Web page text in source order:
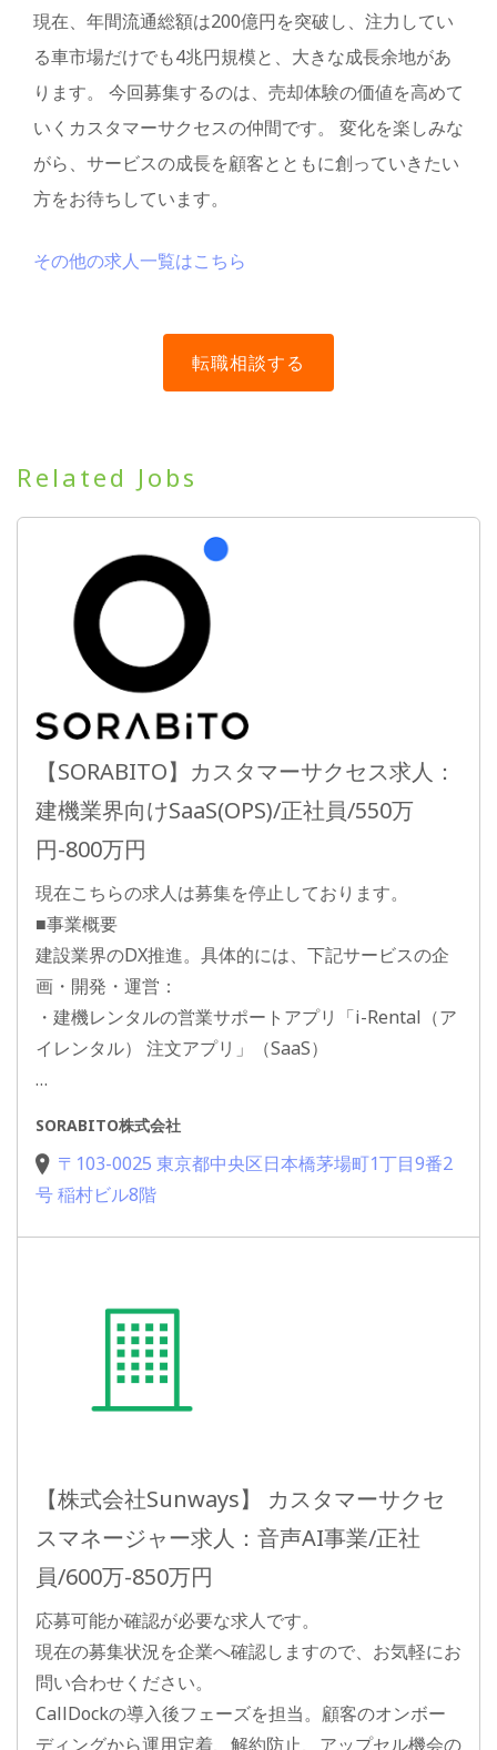
現在、年間流通総額は200億円を突破し、注力してい
る車市場だけでも4兆円規模と、大きな成長余地があ
ります。 今回募集するのは、売却体験の価値を高めて
いくカスタマーサクセスの仲間です。 変化を楽しみな
がら、サービスの成長を顧客とともに創っていきたい
方をお待ちしています。
その他の求人一覧はこちら
Related Jobs
【SORABITO】カスタマーサクセス求人：
建機業界向けSaaS(OPS)/正社員/550万
円-800万円
現在こちらの求人は募集を停止しております。
■事業概要
建設業界のDX推進。具体的には、下記サービスの企
画・開発・運営：
・建機レンタルの営業サポートアプリ「i-Rental（ア
イレンタル） 注文アプリ」（SaaS）
…
SORABITO株式会社
〒103-0025 東京都中央区日本橋茅場町1丁目9番2
号 稲村ビル8階
【株式会社Sunways】 カスタマーサクセ
スマネージャー求人：音声AI事業/正社
員/600万-850万円
応募可能か確認が必要な求人です。
現在の募集状況を企業へ確認しますので、お気軽にお
問い合わせください。
CallDockの導入後フェーズを担当。顧客のオンボー
ディングから運用定着、解約防止、アップセル機会の